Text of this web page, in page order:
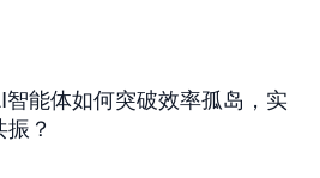
能体如何突破效率孤岛，实
？